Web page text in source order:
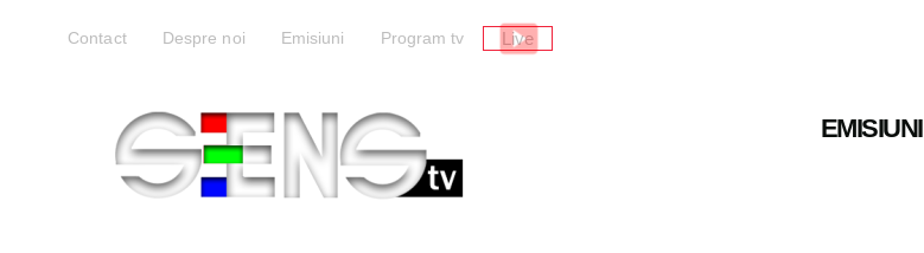
Contact Despre noi Emisiuni Program tv Live
EMISIUNI